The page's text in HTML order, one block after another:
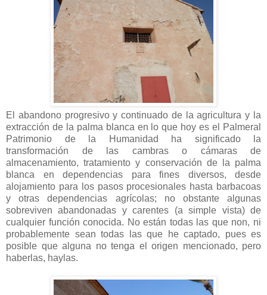
El abandono progresivo y continuado de la agricultura y la
extracción de la palma blanca en lo que hoy es el Palmeral
Patrimonio de la Humanidad ha significado la
transformación de las cambras o cámaras de
almacenamiento, tratamiento y conservación de la palma
blanca en dependencias para fines diversos, desde
alojamiento para los pasos procesionales hasta barbacoas
y otras dependencias agrícolas; no obstante algunas
sobreviven abandonadas y carentes (a simple vista) de
cualquier función conocida. No están todas las que non, ni
probablemente sean todas las que he captado, pues es
posible que alguna no tenga el origen mencionado, pero
haberlas, haylas.